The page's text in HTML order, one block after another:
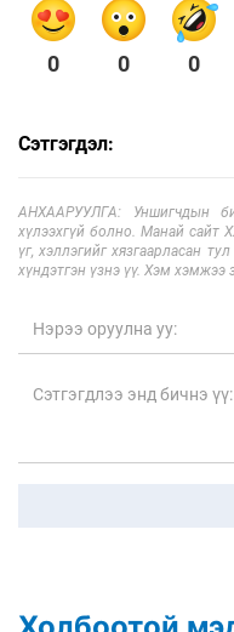
0 0 0
Сэтгэгдэл:
АНХААРУУЛГА: Уншигчдын
хүлээхгүй болно. Манай сайт
үг, хэллэгийг хязгаарласан
хүндэтгэн үзнэ үү. Хэм хэмжээ